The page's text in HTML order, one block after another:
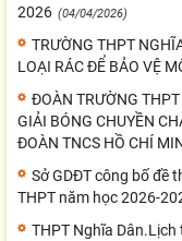
2026 (04/04/2026)
TRƯỜNG THPT
LOẠI RÁC ĐỂ BẢO VỆ
ĐOÀN TRƯỜNG
GIẢI BÓNG CHUYỀN
ĐOÀN TNCS HỒ CHÍ
Sở GDĐT công bố đề
THPT năm học 2026-
THPT Nghĩa